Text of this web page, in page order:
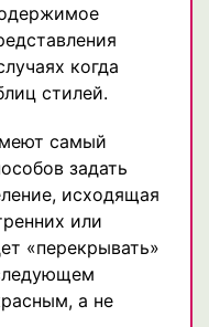
когда
стилей.
самый
задать
исходящая
или
«перекрывать»
а не